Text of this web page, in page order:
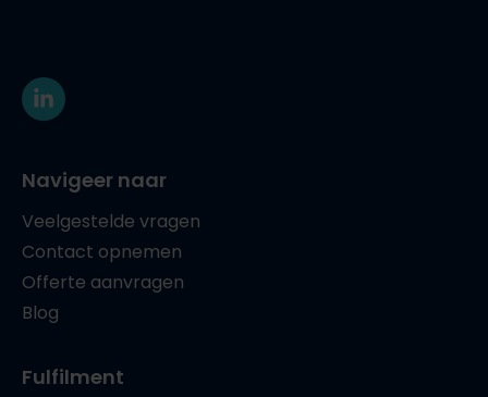
Navigeer naar
Veelgestelde vragen
Contact opnemen
Offerte aanvragen
Blog
Fulfilment